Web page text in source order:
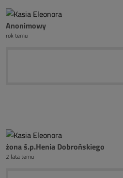
Anonimowy
rok temu
żona ś.p.Henia Dobrońskiego
2 lata temu